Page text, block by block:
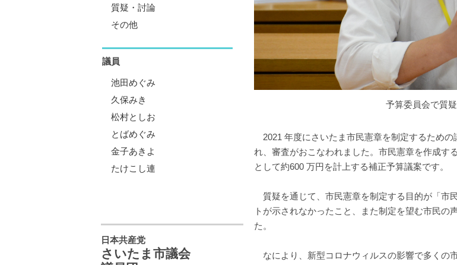
予算委員会で質
2021 年度にさいたま市民憲章を制定するため
れ、審査がおこなわれました。市民憲章を作成す
として約600 万円を計上する補正予算議案です。
質疑を通じて、市民憲章を制定する目的が「市
トが示されなかったこと、また制定を望む市民
た。
なにより、新型コロナウィルスの影響で多くの
質疑・討論
その他
議員
池田めぐみ
久保みき
松村としお
とばめぐみ
金子あきよ
たけこし連
日本共産党
さいたま市議会